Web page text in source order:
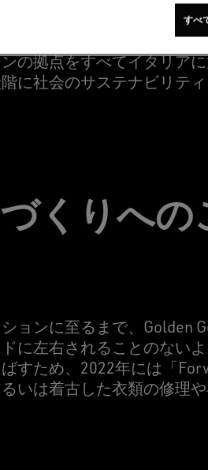
の拠点をすべてイタリア
に社会のサステナビリティ
くりへの
ョンに至るまで、Golden
に左右されることのない
すため、2022年には「
いは着古した衣類の修理
すべ